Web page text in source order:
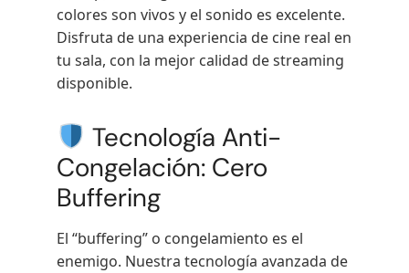
colores son vivos y el sonido es excelente.
Disfruta de una experiencia de cine real en
tu sala, con la mejor calidad de streaming
disponible.
Tecnología Anti-
Congelación: Cero
Buffering
El “buffering” o congelamiento es el
enemigo. Nuestra tecnología avanzada de